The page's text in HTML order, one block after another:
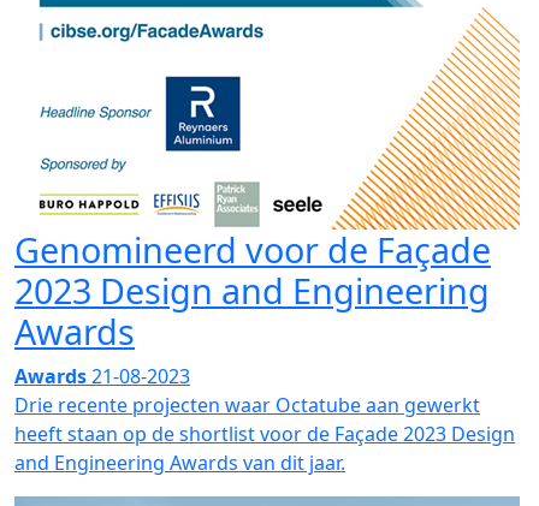
Genomineerd voor de Façade
2023 Design and Engineering
Awards
Awards21-08-2023
Drie recente projecten waar Octatube aan gewerkt
heeft staan op de shortlist voor de Façade 2023 Design
and Engineering Awards van dit jaar.